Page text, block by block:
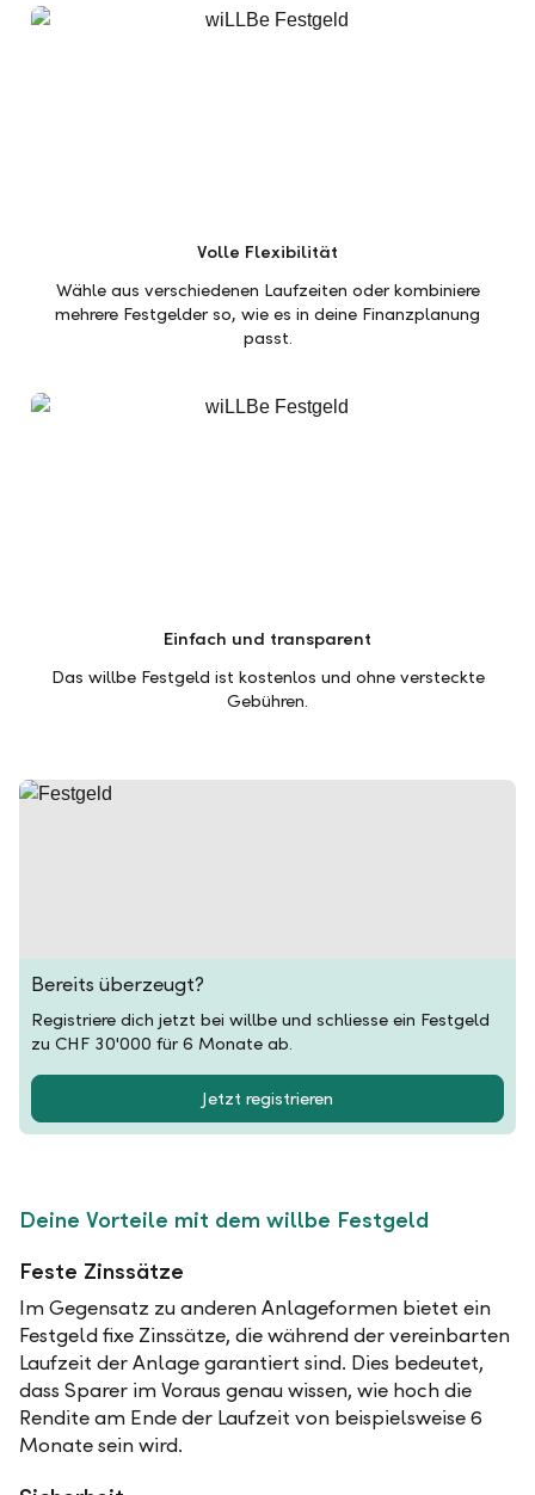
Volle Flexibilität
Wähle aus verschiedenen Laufzeiten oder kombiniere
mehrere Festgelder so, wie es in deine Finanzplanung
passt.
Einfach und transparent
Das willbe Festgeld ist kostenlos und ohne versteckte
Gebühren.
Bereits überzeugt?
Registriere dich jetzt bei willbe und schliesse ein Festgeld
zu CHF 30'000 für 6 Monate ab.
Jetzt registrieren
Deine Vorteile mit dem willbe Festgeld
Feste Zinssätze
Im Gegensatz zu anderen Anlageformen bietet ein
Festgeld fixe Zinssätze, die während der vereinbarten
Laufzeit der Anlage garantiert sind. Dies bedeutet,
dass Sparer im Voraus genau wissen, wie hoch die
Rendite am Ende der Laufzeit von beispielsweise 6
Monate sein wird.